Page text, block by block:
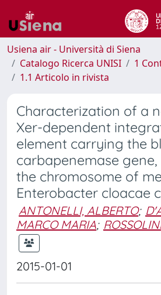
Usiena air - Università di Siena
Catalogo Ricerca UNISI
1
1.1 Articolo in rivista
Characterization of a
Xer-dependent
element carrying the
carbapenemase
the chromosome of
Enterobacter cloacae
ANTONELLI, ALBERTO;
MARCO MARIA;
2015-01-01